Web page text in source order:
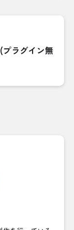
プラグイン無